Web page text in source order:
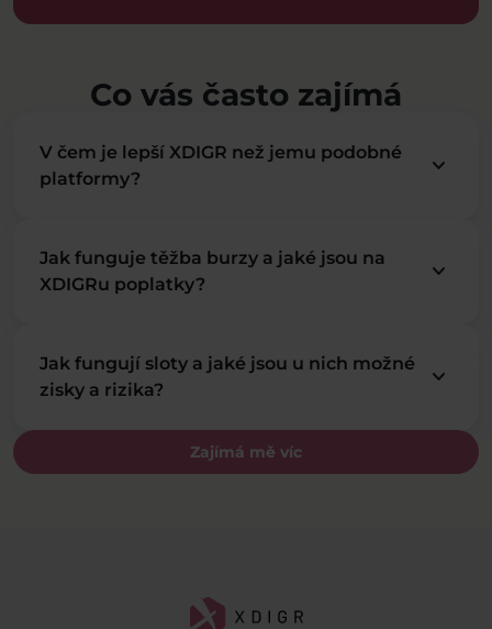
Co vás často zajímá
Zajímá mě víc
V čem je lepší XDIGR než jemu podobné
platformy?
keyboard_arrow_down
Jak funguje těžba burzy a jaké jsou na
XDIGRu poplatky?
keyboard_arrow_down
Jak fungují sloty a jaké jsou u nich možné
zisky a rizika?
keyboard_arrow_down